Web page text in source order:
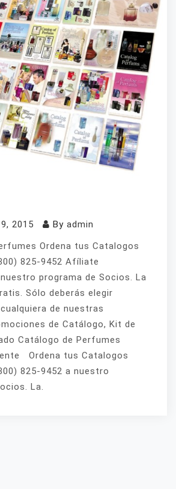
2015 By admin
Ordena tus Catalogos
825-9452 Afíliate
programa de Socios. La
Sólo deberás elegir
de nuestras
de Catálogo, Kit de
Catálogo de Perfumes
Ordena tus Catalogos
825-9452 a nuestro
La.